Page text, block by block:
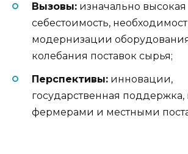
Вызовы: изначально высокая
себестоимость,
модернизации
колебания поставок сырья;
Перспективы: инновации,
государственная
фермерами и местными